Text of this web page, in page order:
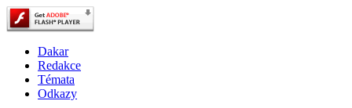
Dakar
Redakce
Témata
Odkazy